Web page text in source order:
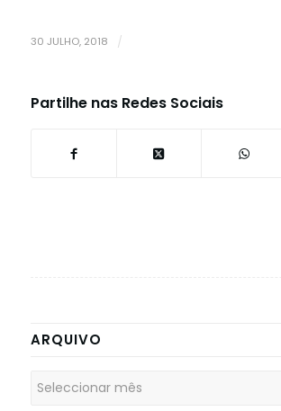
30 JULHO, 2018 /
Partilhe nas Redes Sociais
ARQUIVO